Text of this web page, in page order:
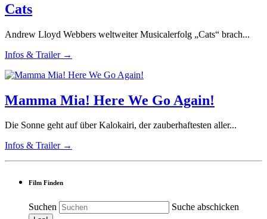
Cats
Andrew Lloyd Webbers weltweiter Musicalerfolg „Cats“ brach...
Infos & Trailer →
Mamma Mia! Here We Go Again!
Die Sonne geht auf über Kalokairi, der zauberhaftesten aller...
Infos & Trailer →
Film Finden
Suchen Suche abschicken